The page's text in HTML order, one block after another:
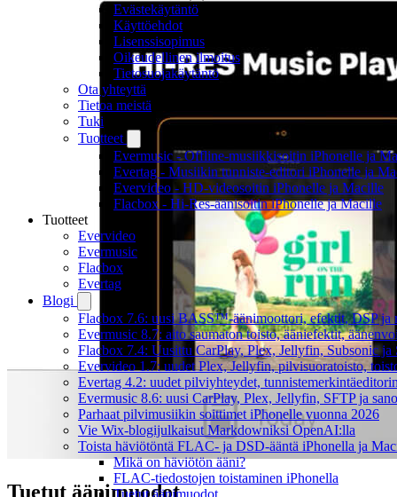
Evästekäytäntö
Käyttöehdot
Lisenssisopimus
Oikeudellinen ilmoitus
Tietosuojakäytäntö
Ota yhteyttä
Tietoa meistä
Tuki
Tuotteet
Evermusic - Offline-musiikkisoitin iPhonelle ja
Evertag - Musiikin tunniste-editori iPhonelle ja
Evervideo - HD-videosoitin iPhonelle ja Macille
Flacbox - Hi-Res-äänisoitin iPhonelle ja Macille
Tuotteet
Evervideo
Evermusic
Flacbox
Evertag
Blogi
Flacbox 7.6: uusi BASS™-äänimoottori, efektit, DSP ja
Evermusic 8.7: aito saumaton toisto, ääniefektit,
Flacbox 7.4: Uusittu CarPlay, Plex, Jellyfin, Subsonic ja
Evervideo 1.7: uudet Plex, Jellyfin, pilvisuoratoisto,
Evertag 4.2: uudet pilviyhteydet,
Evermusic 8.6: uusi CarPlay, Plex, Jellyfin, SFTP ja
Parhaat pilvimusiikin soittimet iPhonelle vuonna 2026
Vie Wix-blogijulkaisut Markdowniksi OpenAI:lla
Toista häviötöntä FLAC- ja DSD-ääntä iPhonella ja
Mikä on häviötön ääni?
FLAC-tiedostojen toistaminen iPhonella
Tuetut äänimuodot
Tuetut äänimuodot